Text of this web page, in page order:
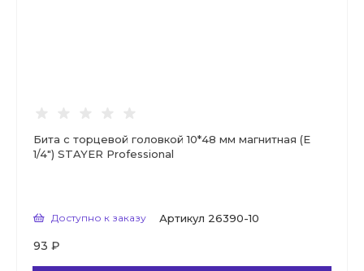
Бита с торцевой головкой 10*48 мм магнитная (Е
1/4") STAYER Professional
Доступно к заказу Артикул 26390-10
93 ₽